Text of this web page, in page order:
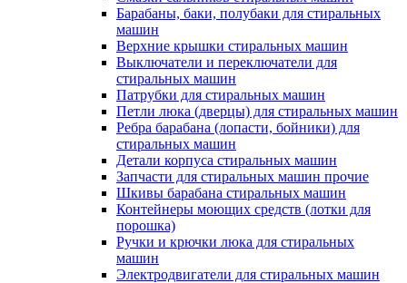
Барабаны, баки, полубаки для стиральных
машин
Верхние крышки стиральных машин
Выключатели и переключатели для
стиральных машин
Патрубки для стиральных машин
Петли люка (дверцы) для стиральных машин
Ребра барабана (лопасти, бойники) для
стиральных машин
Детали корпуса стиральных машин
Запчасти для стиральных машин прочие
Шкивы барабана стиральных машин
Контейнеры моющих средств (лотки для
порошка)
Ручки и крючки люка для стиральных
машин
Электродвигатели для стиральных машин